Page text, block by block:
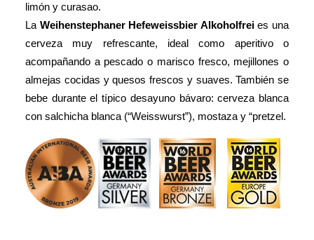
limón y curasao.
La Weihenstephaner Hefeweissbier Alkoholfreies una
cerveza muy refrescante, ideal como aperitivo o
acompañando a pescado o marisco fresco, mejillones o
almejas cocidas y quesos frescos y suaves. También se
bebe durante el típico desayuno bávaro: cerveza blanca
con salchicha blanca (“Weisswurst”), mostaza y “pretzel.